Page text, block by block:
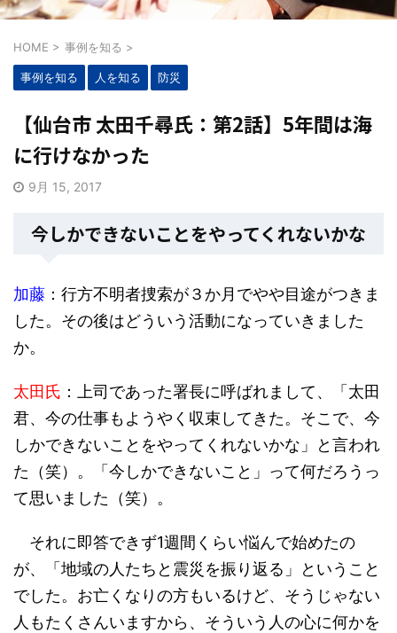
HOME > 事例を知る >
事例を知る 人を知る 防災
【仙台市 太田千尋氏：第2話】5年間は海
に行けなかった
9月 15, 2017
今しかできないことをやってくれないかな
加藤 ：行方不明者捜索が３か月でやや目途がつきま
した。その後はどういう活動になっていきました
か。
太田氏 ：上司であった署長に呼ばれまして、「太田
君、今の仕事もようやく収束してきた。そこで、今
しかできないことをやってくれないかな」と言われ
た（笑）。「今しかできないこと」って何だろうっ
て思いました（笑）。
それに即答できず1週間くらい悩んで始めたの
が、「地域の人たちと震災を振り返る」ということ
でした。お亡くなりの方もいるけど、そうじゃない
人もたくさんいますから、そういう人の心に何かを